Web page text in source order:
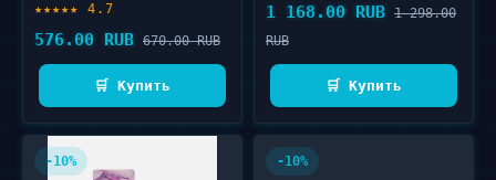
★★★★★ 4.7
576.00 RUB 670.00 RUB
🛒 Купить
1 168.00 RUB 1 298.00
RUB
🛒 Купить
-10% -10%